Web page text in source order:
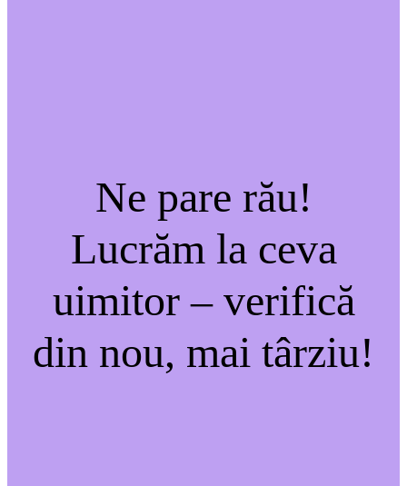
Ne pare rău!
Lucrăm la ceva
uimitor – verifică
din nou, mai târziu!